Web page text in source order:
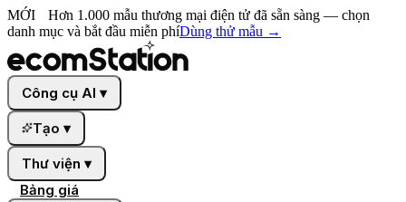
MỚI
Hơn 1.000 mẫu thương mại điện tử đã sẵn sàng — chọn
danh mục và bắt đầu miễn phíDùng thử mẫu →
Công cụ AI ▾
Tạo ▾
Thư viện ▾
Bảng giá